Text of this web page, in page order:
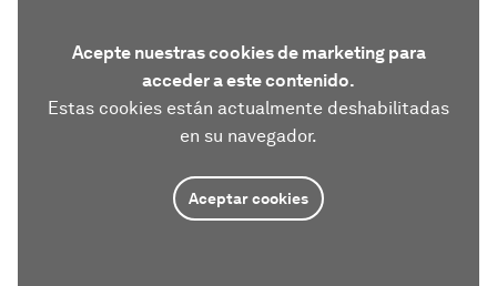
Acepte nuestras cookies de marketing para
acceder a este contenido.
Estas cookies están actualmente deshabilitadas
en su navegador.
Aceptar cookies